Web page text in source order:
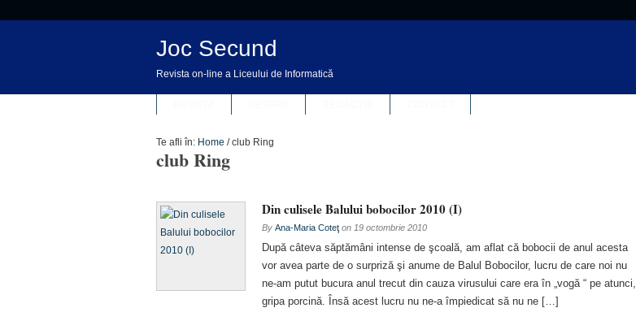
Joc Secund
Revista on-line a Liceului de Informatică
Te afli în: Home / club Ring
club Ring
Din culisele Balului bobocilor 2010 (I)
By Ana-Maria Coteţ on 19 octombrie 2010
După câteva săptămâni intense de şcoală, am aflat că bobocii de anul acesta
vor avea parte de o surpriză şi anume de Balul Bobocilor, lucru de care noi nu
ne-am putut bucura anul trecut din cauza virusului care era în „vogă “ pe atunci,
gripa porcină. Însă acest lucru nu ne-a împiedicat să nu ne […]